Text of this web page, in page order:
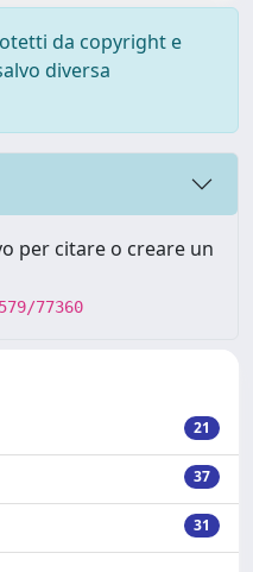
da copyright e
diversa
per citare o creare un
77360
21
37
31